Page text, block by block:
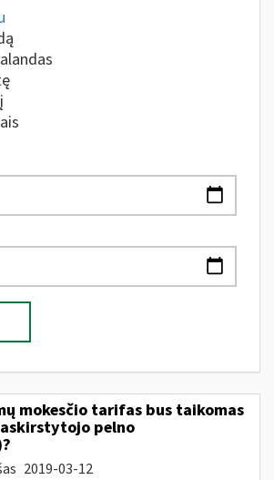
mokesčio tarifas bus taikomas
pelno
2019-03-12